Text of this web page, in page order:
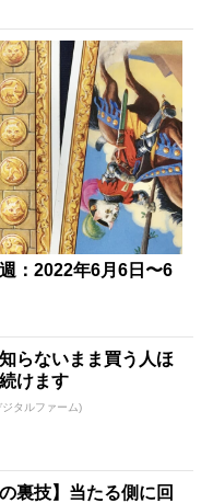
：2022年6月6日〜6
らないまま買う人ほ
けます
タルファーム)
の裏技】当たる側に回